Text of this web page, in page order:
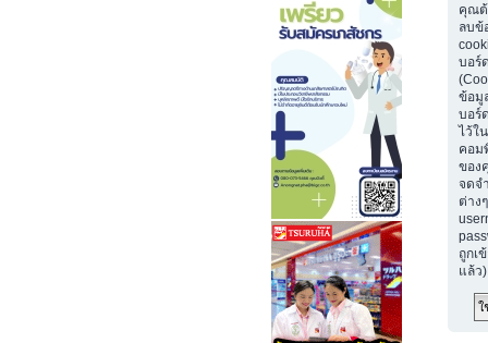
คุณต้
ลบข้
บอร์
ข้อมู
บอร์
ไว้ใน
คอม
ของ
จดจ
ต่าง
ถูกเ
แล้ว)